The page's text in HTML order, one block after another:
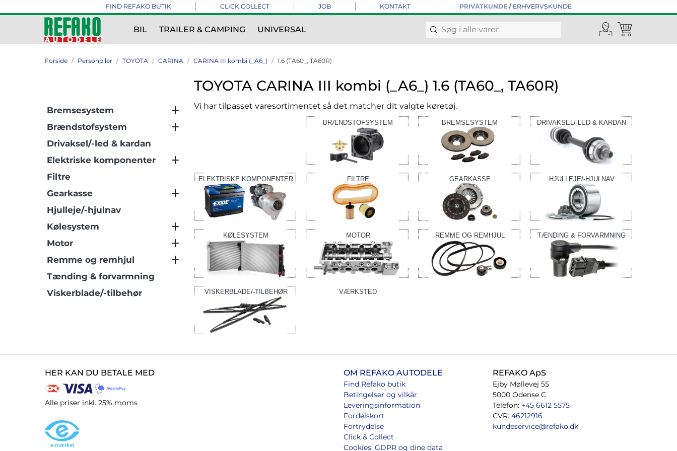
FIND REFAKO BUTIK CLICK COLLECT JOB KONTAKT PRIVATKUNDE/ ERHVERVSKUNDE
BIL TRAILER & CAMPING UNIVERSAL
Forside Personbiler TOYOTA CARINA CARINA III kombi (_A6_) 1.6 (TA60_, TA60R)
TOYOTA CARINA III kombi (_A6_) 1.6 (TA60_, TA60R)
Vi har tilpasset varesortimentet så det matcher dit valgte køretøj.
BRÆNDSTOFSYSTEM BREMSESYSTEM DRIVAKSEL/-LED & KARDAN
ELEKTRISKE KOMPONENTER FILTRE GEARKASSE HJULLEJE/-HJULNAV
KØLESYSTEM MOTOR REMME OG REMHJUL TÆNDING & FORVARMNING
VISKERBLADE/-TILBEHØR VÆRKSTED
Bremsesystem
Brændstofsystem
Drivaksel/-led & kardan
Elektriske komponenter
Filtre
Gearkasse
Hjulleje/-hjulnav
Kølesystem
Motor
Remme og remhjul
Tænding & forvarmning
Viskerblade/-tilbehør
HER KAN DU BETALE MED
Alle priser inkl. 25% moms
OM REFAKO AUTODELE
Find Refako butik
Betingelser og vilkår
Leveringsinformation
Fordelskort
Fortrydelse
Click & Collect
Cookies, GDPR og dine data
REFAKO ApS
Ejby Møllevej 55
5000 Odense C
Telefon: +45 6612 5575
CVR: 46212916
kundeservice@refako.dk